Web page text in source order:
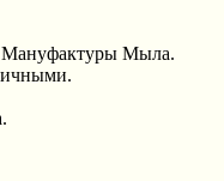
Мыла.